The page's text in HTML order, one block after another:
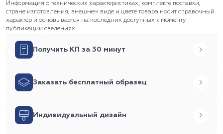
Информация о технических характеристиках, комплекте поставки,
стране изготовления, внешнем виде и цвете товара носит справочный
характер и основывается на последних доступных к моменту
публикации сведениях.
Получить КП за 30 минут
Заказать бесплатный образец
Индивидуальный дизайн